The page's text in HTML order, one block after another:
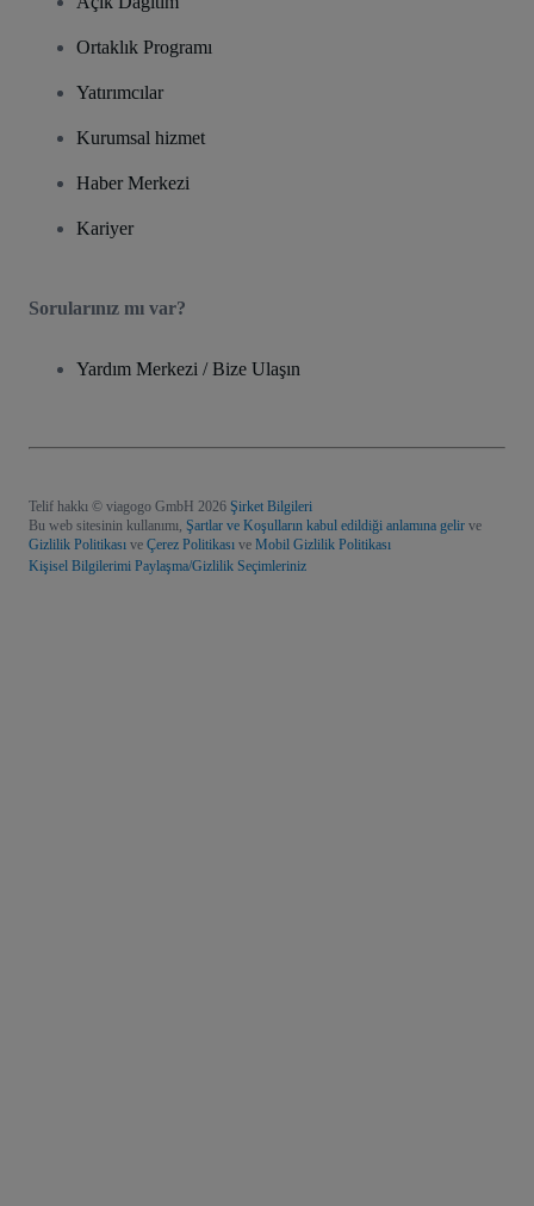
Ortaklık Programı
Yatırımcılar
Kurumsal hizmet
Haber Merkezi
Kariyer
Sorularınız mı var?
Yardım Merkezi / Bize Ulaşın
Telif hakkı © viagogo GmbH 2026 Şirket Bilgileri
Bu web sitesinin kullanımı, Şartlar ve Koşulların kabul edildiği anlamına gelir ve
Gizlilik Politikası ve Çerez Politikası ve Mobil Gizlilik Politikası
Kişisel Bilgilerimi Paylaşma/Gizlilik Seçimleriniz